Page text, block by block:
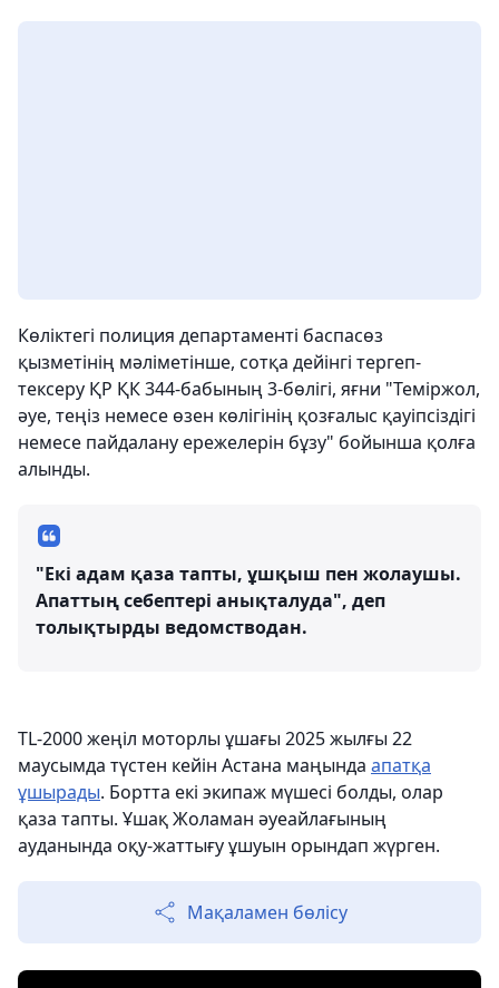
Көліктегі полиция департаменті баспасөз
қызметінің мәліметінше, сотқа дейінгі тергеп-
тексеру ҚР ҚК 344-бабының 3-бөлігі, яғни "Теміржол,
әуе, теңіз немесе өзен көлігінің қозғалыс қауіпсіздігі
немесе пайдалану ережелерін бұзу" бойынша қолға
алынды.
"Екі адам қаза тапты, ұшқыш пен жолаушы.
Апаттың себептері анықталуда", деп
толықтырды ведомстводан.
TL-2000 жеңіл моторлы ұшағы 2025 жылғы 22
маусымда түстен кейін Астана маңында апатқа
ұшырады. Бортта екі экипаж мүшесі болды, олар
қаза тапты. Ұшақ Жоламан әуеайлағының
ауданында оқу-жаттығу ұшуын орындап жүрген.
Мақаламен бөлісу